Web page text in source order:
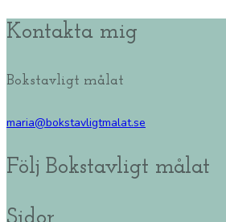
Kontakta mig
Bokstavligt målat
maria@bokstavligtmalat.se
Följ Bokstavligt målat